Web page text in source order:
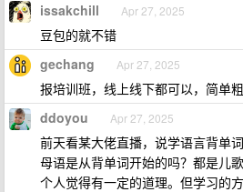
issakchill Apr 27, 2025
豆包的就不错
gechang Apr 27, 2025
报培训班，线上线下都可以，简单
ddoyou Apr 27, 2025
前天看某大佬直播，说学语言背单
母语是从背单词开始的吗？都是儿
个人觉得有一定的道理。但学习的